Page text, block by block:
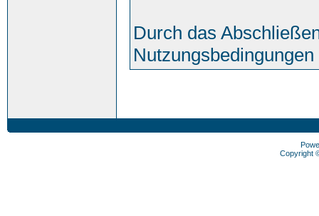
Durch das
Nutzungsbedingungen
Copyright